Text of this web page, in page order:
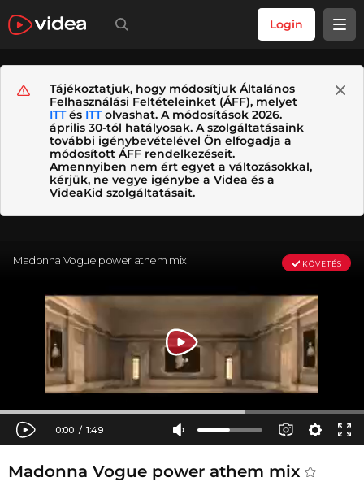
Login
Tájékoztatjuk, hogy módosítjuk Általános
Felhasználási Feltételeinket (ÁFF), melyet
ITTés ITTolvashat. A módosítások 2026.
április 30-tól hatályosak. A szolgáltatásaink
további igénybevételével Ön elfogadja a
módosított ÁFF rendelkezéseit.
Amennyiben nem ért egyet a változásokkal,
kérjük, ne vegye igénybe a Videa és a
VideaKid szolgáltatásait.
Madonna Vogue power athem mix